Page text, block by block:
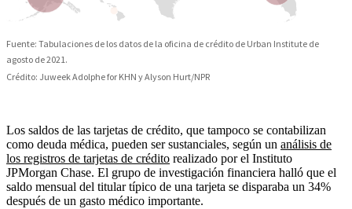
Los saldos de las tarjetas de crédito, que tampoco se contabilizan
como deuda médica, pueden ser sustanciales, según un análisis de
los registros de tarjetas de crédito realizado por el Instituto
JPMorgan Chase. El grupo de investigación financiera halló que el
saldo mensual del titular típico de una tarjeta se disparaba un 34%
después de un gasto médico importante.